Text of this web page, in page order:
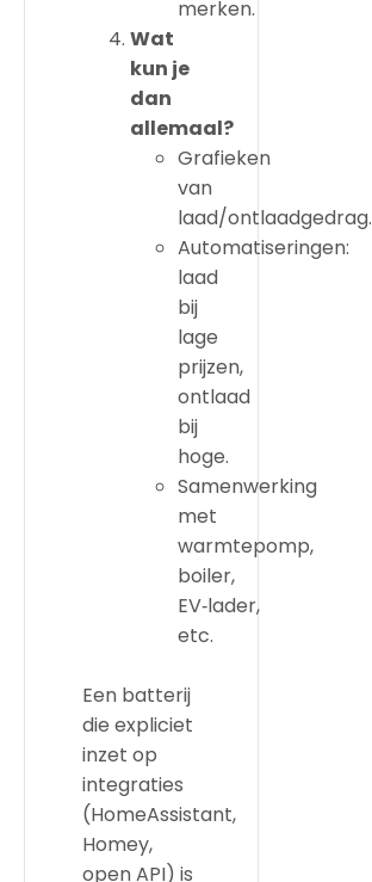
merken.
Wat
kun je
dan
allemaal?
Grafieken
van
laad/ontlaadgedrag.
Automatiseringen:
laad
bij
lage
prijzen,
ontlaad
bij
hoge.
Samenwerking
met
warmtepomp,
boiler,
EV‑lader,
etc.
Een batterij
die expliciet
inzet op
integraties
(HomeAssistant,
Homey,
open API) is